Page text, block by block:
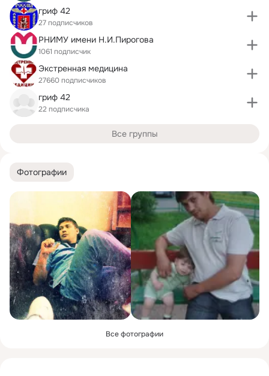
Фотографии
Все фотографии
гриф 42
27 подписчиков
РНИМУ имени Н.И.Пирогова
1061 подписчик
Экстренная медицина
27660 подписчиков
гриф 42
22 подписчика
Все группы